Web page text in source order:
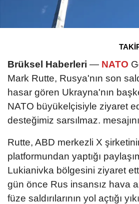
Brüksel Haberleri — NATO
Mark Rutte, Rusya'nın son
hasar gören Ukrayna'nın
NATO büyükelçisiyle ziyaret
desteğimiz sarsılmaz.
Rutte, ABD merkezli X
platformundan yaptığı
Lukianivka bölgesini ziyaret
gün önce Rus insansız hava
füze saldırılarının yol açtığı